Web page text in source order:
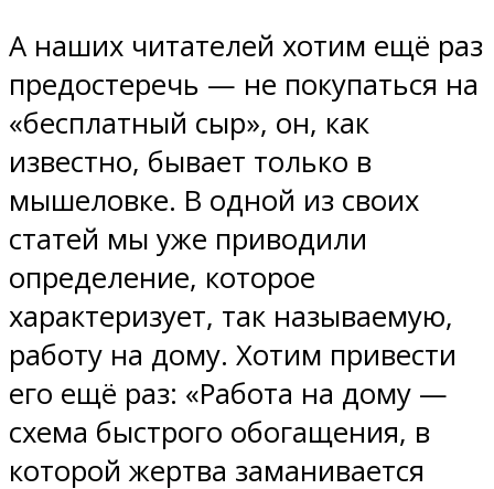
А наших читателей хотим ещё раз
предостеречь — не покупаться на
«бесплатный сыр», он, как
известно, бывает только в
мышеловке. В одной из своих
статей мы уже приводили
определение, которое
характеризует, так называемую,
работу на дому. Хотим привести
его ещё раз: «Работа на дому —
схема быстрого обогащения, в
которой жертва заманивается